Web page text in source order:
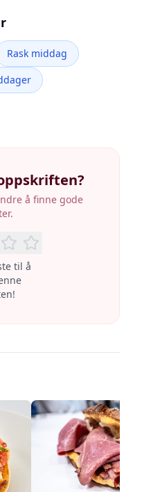
Rask middag
å finne gode
til å